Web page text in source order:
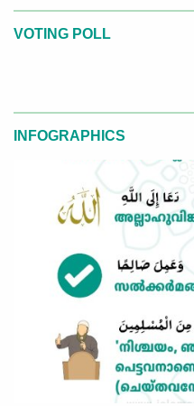
VOTING POLL
INFOGRAPHICS